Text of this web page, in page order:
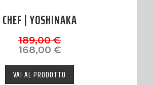
CHEF | YOSHINAKA
189,00€
prezzo
originale
era:
189,00 €.
168,00 €
prezzo
attuale
è:
168,00 €.
VAI AL PRODOTTO